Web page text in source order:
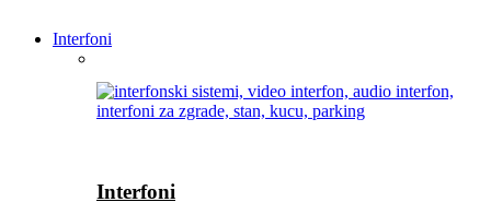
Interfoni
Interfoni